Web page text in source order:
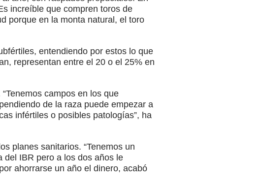
increíble que compren toros de
porque en la monta natural, el toro
entendiendo por estos lo que
representan entre el 20 o el 25% en
campos en los que
de la raza puede empezar a
infértiles o posibles patologías”, ha
planes sanitarios. “Tenemos un
del IBR pero a los dos años le
ahorrarse un año el dinero, acabó